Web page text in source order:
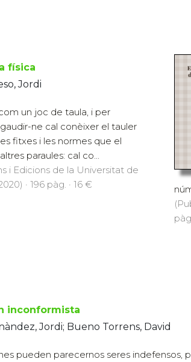
física
Jordi
un joc de taula, i per
ne cal conèixer el tauler
fitxes i les normes que el
paraules: cal co...
i Edicions de la Universitat de
· 196 pàg. · 16 €
inconformista
Jordi; Bueno Torrens, David
pueden parecernos seres indefensos,